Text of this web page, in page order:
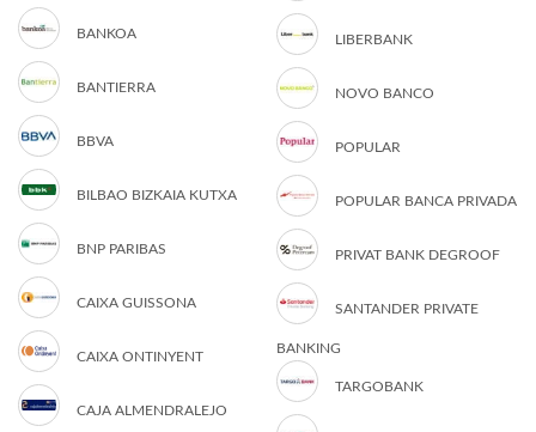
BANKOA
BANTIERRA
BBVA
BILBAO BIZKAIA KUTXA
BNP PARIBAS
CAIXA GUISSONA
CAIXA ONTINYENT
CAJA ALMENDRALEJO
LIBERBANK
NOVO BANCO
POPULAR
POPULAR BANCA PRIVADA
PRIVAT BANK DEGROOF
SANTANDER PRIVATE
BANKING
TARGOBANK